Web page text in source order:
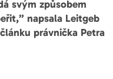
svým způsobem
napsala Leitgeb
právnička Petra